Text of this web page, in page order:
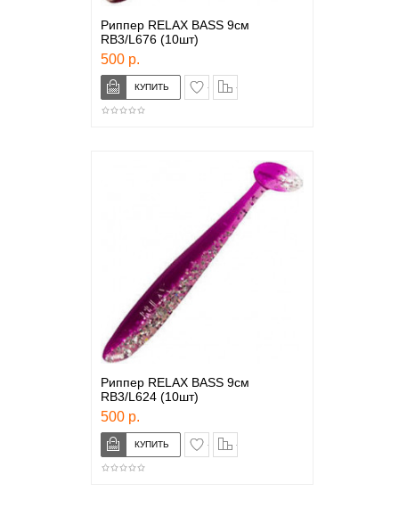
Риппер RELAX BASS 9см
RB3/L676 (10шт)
500 р.
в закладки
Риппер RELAX BASS 9см
RB3/L624 (10шт)
500 р.
в закладки